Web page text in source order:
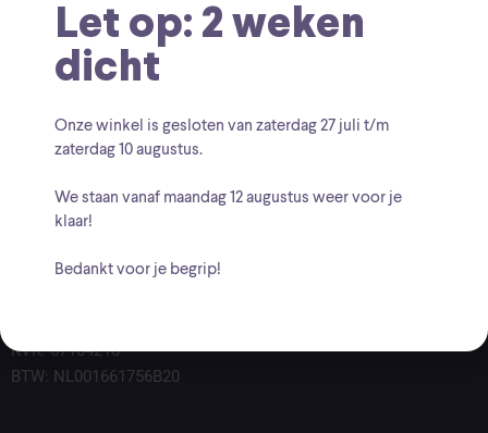
KVK: 67164218
BTW: NL001661756B20
Let op: 2 weken
dicht
Onze winkel is gesloten van zaterdag27 juli t/m
zaterdag 10 augustus.
We staan vanaf maandag 12 augustus weer voor je
klaar!
Bedankt voor je begrip!